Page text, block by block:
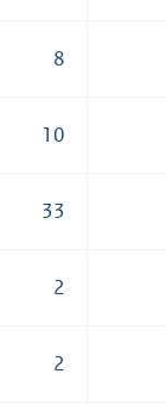
8
10
33
2
2